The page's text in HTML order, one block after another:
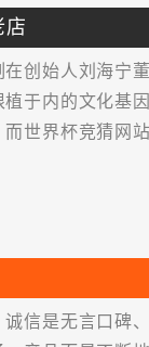
店
创始人刘海宁
于内的文化基
世界杯竞猜网
信是无言口碑